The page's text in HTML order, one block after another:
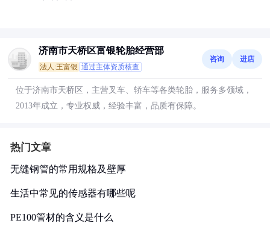
济南市天桥区富银轮胎经营部
法人:王富银 通过主体资质核查
咨询 进店
位于济南市天桥区，主营叉车、轿车等各类轮胎，服务多领域，
2013年成立，专业权威，经验丰富，品质有保障。
热门文章
无缝钢管的常用规格及壁厚
生活中常见的传感器有哪些呢
PE100管材的含义是什么